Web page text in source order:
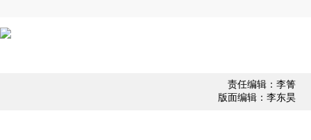
责任编辑：李箐
版面编辑：李东昊